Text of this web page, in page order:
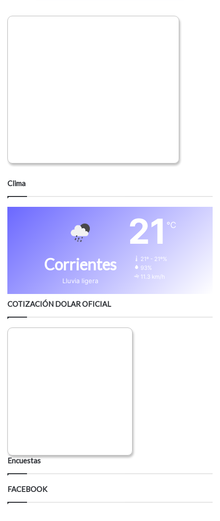
Clima
Corrientes
Lluvia ligera
21 ℃
21º - 21º%
93%
11.3 km/h
COTIZACIÓN DOLAR OFICIAL
Encuestas
FACEBOOK